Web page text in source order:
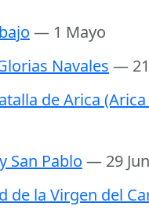
— 1 Mayo
Navales —
de Arica
San Pablo — 29
de la Virgen del